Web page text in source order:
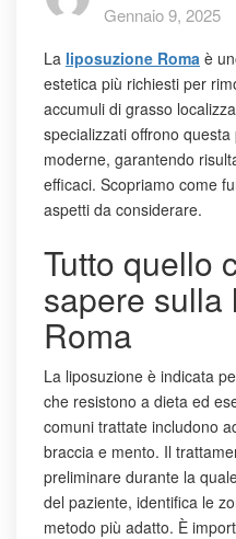
Gennaio 9, 2025
La liposuzione Roma è
estetica più richiesti per
accumuli di grasso
specializzati offrono
moderne, garantendo
efficaci. Scopriamo come
aspetti da considerare.
Tutto quello
sapere sulla
Roma
La liposuzione è indicata
che resistono a dieta ed
comuni trattate includono
braccia e mento. Il
preliminare durante la
del paziente, identifica le
metodo più adatto. È